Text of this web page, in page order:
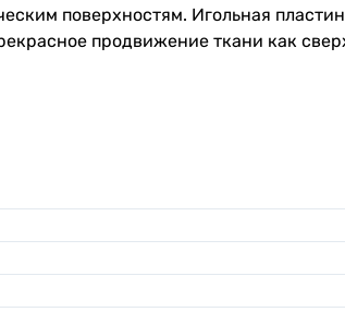
поверхностям. Игольная
продвижение ткани как